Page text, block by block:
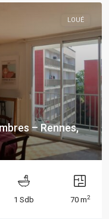
LOUÉ
– Rennes,
1 Sdb 70 m2